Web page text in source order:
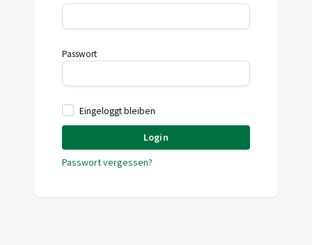
Passwort
Eingeloggt bleiben
Login
Passwort vergessen?